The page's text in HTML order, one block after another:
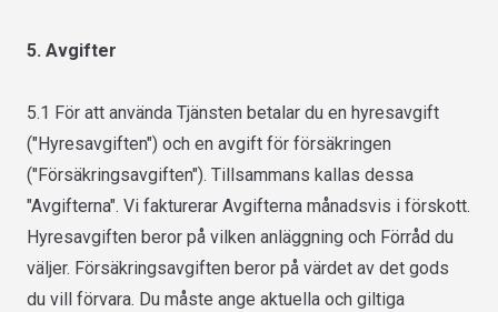
5. Avgifter
5.1 För att använda Tjänsten betalar du en hyresavgift
("Hyresavgiften") och en avgift för försäkringen
("Försäkringsavgiften"). Tillsammans kallas dessa
"Avgifterna". Vi fakturerar Avgifterna månadsvis i förskott.
Hyresavgiften beror på vilken anläggning och Förråd du
väljer. Försäkringsavgiften beror på värdet av det gods
du vill förvara. Du måste ange aktuella och giltiga